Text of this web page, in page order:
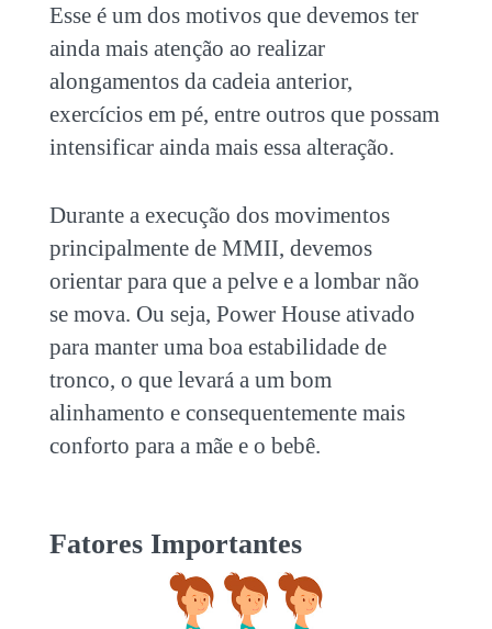
Esse é um dos motivos que devemos ter
ainda mais atenção ao realizar
alongamentos da cadeia anterior,
exercícios em pé, entre outros que possam
intensificar ainda mais essa alteração.
Durante a execução dos movimentos
principalmente de MMII, devemos
orientar para que a pelve e a lombar não
se mova. Ou seja, Power House ativado
para manter uma boa estabilidade de
tronco, o que levará a um bom
alinhamento e consequentemente mais
conforto para a mãe e o bebê.
Fatores Importantes